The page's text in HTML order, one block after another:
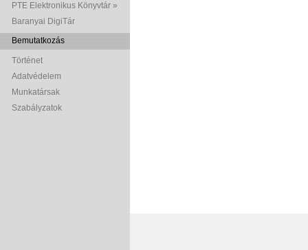
PTE Elektronikus Könyvtár »
Baranyai DigiTár
Bemutatkozás
Történet
Adatvédelem
Munkatársak
Szabályzatok